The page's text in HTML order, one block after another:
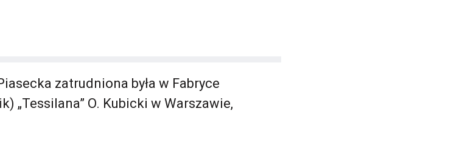
zatrudniona była w Fabryce
„Tessilana” O. Kubicki w Warszawie,